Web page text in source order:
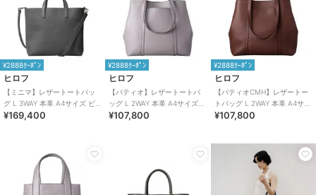
¥2888ｸｰﾎﾟﾝ
ヒロフ
【ミニマ】レザートートバッ
グ L 3WAY 本革 A4サイズ ビ
ジネスバッグ（商品番号：
¥169,400
¥2888ｸｰﾎﾟﾝ
ヒロフ
【パティオ】レザートートバ
ッグ L 2WAY 本革 A4サイズ
ビジネスバッグ（商品番号：
¥107,800
¥2888ｸｰﾎﾟﾝ
ヒロフ
【パティオCMH】レザートー
トバッグ L 2WAY 本革 A4サイ
ズ ビジネスバッグ（商品番
¥107,800